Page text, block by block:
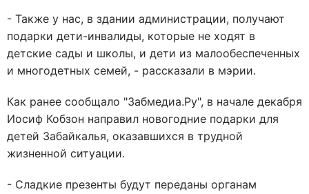
- Также у нас, в здании администрации, получают
подарки дети-инвалиды, которые не ходят в
детские сады и школы, и дети из малообеспеченных
и многодетных семей, - рассказали в мэрии.
Как ранее сообщало "Забмедиа.Ру", в начале декабря
Иосиф Кобзон направил новогодние подарки для
детей Забайкалья, оказавшихся в трудной
жизненной ситуации.
- Сладкие презенты будут переданы органам